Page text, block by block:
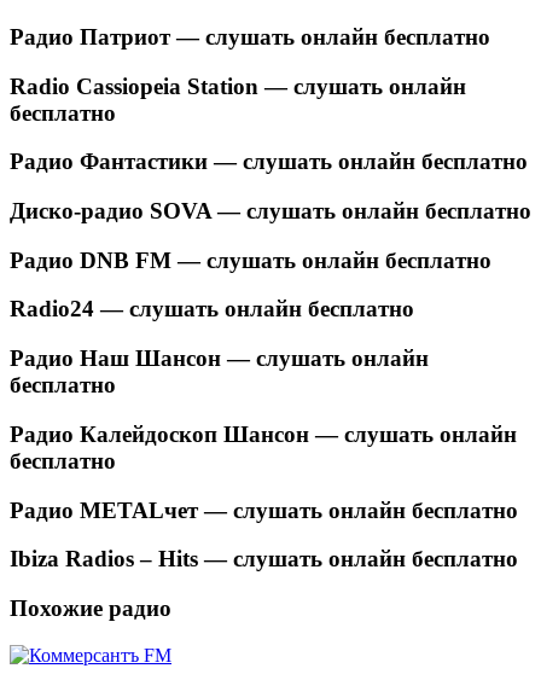
Радио Патриот — слушать онлайн бесплатно
Radio Cassiopeia Station — слушать онлайн
бесплатно
Радио Фантастики — слушать онлайн бесплатно
Диско-радио SOVA — слушать онлайн бесплатно
Радио DNB FM — слушать онлайн бесплатно
Radio24 — слушать онлайн бесплатно
Радио Наш Шансон — слушать онлайн
бесплатно
Радио Калейдоскоп Шансон — слушать онлайн
бесплатно
Радио METALчет — слушать онлайн бесплатно
Ibiza Radios – Hits — слушать онлайн бесплатно
Похожие радио